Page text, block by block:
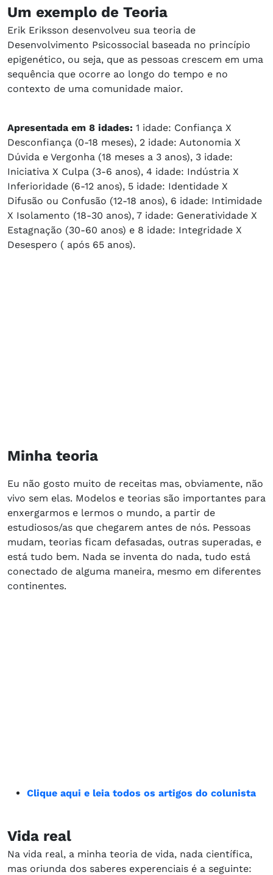
Um exemplo de Teoria
Erik Eriksson desenvolveu sua teoria de
Desenvolvimento Psicossocial baseada no princípio
epigenético, ou seja, que as pessoas crescem em uma
sequência que ocorre ao longo do tempo e no
contexto de uma comunidade maior.
Apresentada em 8 idades: 1 idade: Confiança X
Desconfiança (0-18 meses), 2 idade: Autonomia X
Dúvida e Vergonha (18 meses a 3 anos), 3 idade:
Iniciativa X Culpa (3-6 anos), 4 idade: Indústria X
Inferioridade (6-12 anos), 5 idade: Identidade X
Difusão ou Confusão (12-18 anos), 6 idade: Intimidade
X Isolamento (18-30 anos), 7 idade: Generatividade X
Estagnação (30-60 anos) e 8 idade: Integridade X
Desespero ( após 65 anos).
Minha teoria
Eu não gosto muito de receitas mas, obviamente, não
vivo sem elas. Modelos e teorias são importantes para
enxergarmos e lermos o mundo, a partir de
estudiosos/as que chegarem antes de nós. Pessoas
mudam, teorias ficam defasadas, outras superadas, e
está tudo bem. Nada se inventa do nada, tudo está
conectado de alguma maneira, mesmo em diferentes
continentes.
Clique aqui e leia todos os artigos do colunista
Vida real
Na vida real, a minha teoria de vida, nada científica,
mas oriunda dos saberes experenciais é a seguinte: